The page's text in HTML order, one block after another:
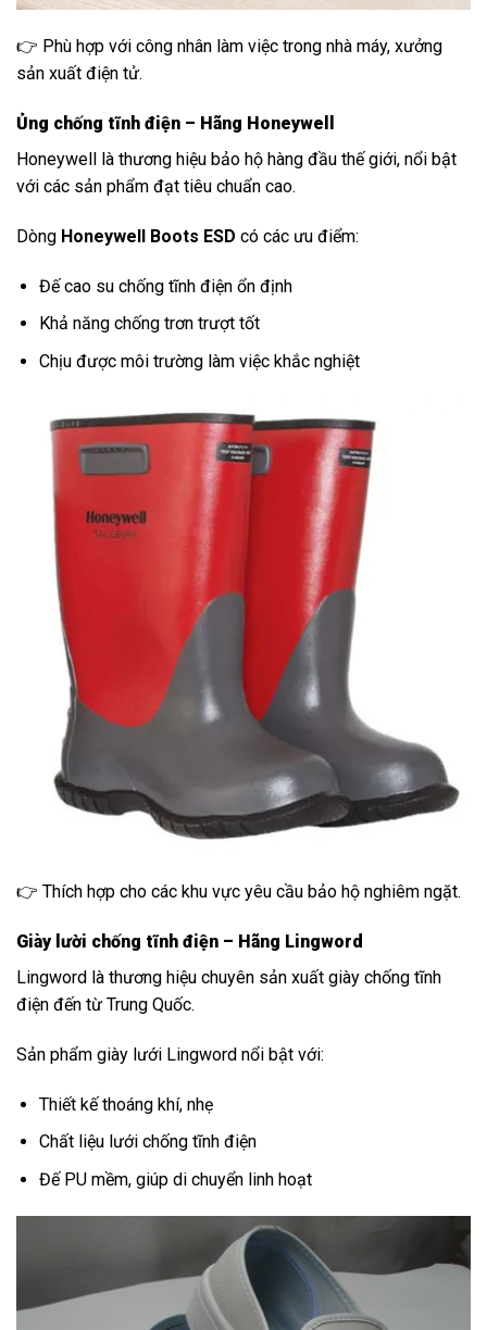
👉 Phù hợp với công nhân làm việc trong nhà máy, xưởng
sản xuất điện tử.
Ủng chống tĩnh điện – Hãng Honeywell
Honeywell là thương hiệu bảo hộ hàng đầu thế giới, nổi bật
với các sản phẩm đạt tiêu chuẩn cao.
Dòng Honeywell Boots ESD có các ưu điểm:
Đế cao su chống tĩnh điện ổn định
Khả năng chống trơn trượt tốt
Chịu được môi trường làm việc khắc nghiệt
👉 Thích hợp cho các khu vực yêu cầu bảo hộ nghiêm ngặt.
Giày lười chống tĩnh điện – Hãng Lingword
Lingword là thương hiệu chuyên sản xuất giày chống tĩnh
điện đến từ Trung Quốc.
Sản phẩm giày lưới Lingword nổi bật với:
Thiết kế thoáng khí, nhẹ
Chất liệu lưới chống tĩnh điện
Đế PU mềm, giúp di chuyển linh hoạt